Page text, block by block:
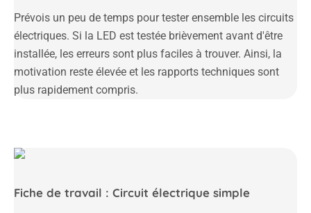
Prévois un peu de temps pour tester ensemble les circuits
électriques. Si la LED est testée brièvement avant d'être
installée, les erreurs sont plus faciles à trouver. Ainsi, la
motivation reste élevée et les rapports techniques sont
plus rapidement compris.
Fiche de travail : Circuit électrique simple